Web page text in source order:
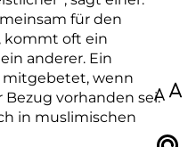
für den
kommt oft ein
ein anderer. Ein
mitgebetet, wenn
Bezug vorhanden sei.
in muslimischen
100